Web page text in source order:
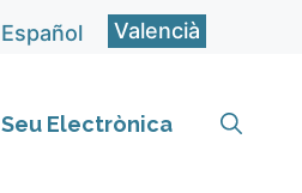
Español Valencià
Seu Electrònica